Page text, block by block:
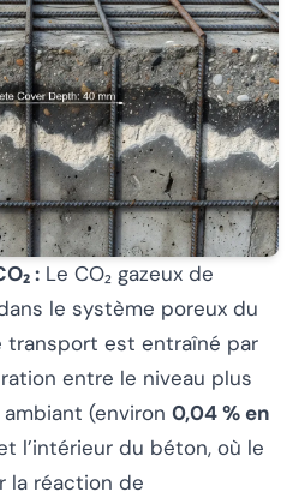
: Le CO₂ gazeux de
le système poreux du
transport est entraîné par
entre le niveau plus
ambiant (environ 0,04 % en
l’intérieur du béton, où le
la réaction de